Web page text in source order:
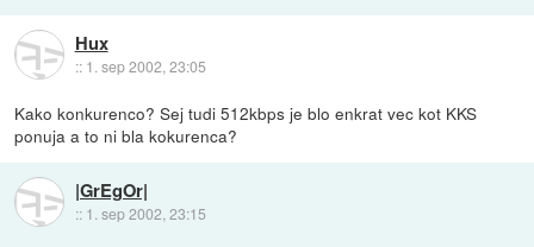
Hux
:: 1. sep 2002, 23:05
Kako konkurenco? Sej tudi 512kbps je blo enkrat vec kot KKS
ponuja a to ni bla kokurenca?
|GrEgOr|
:: 1. sep 2002, 23:15